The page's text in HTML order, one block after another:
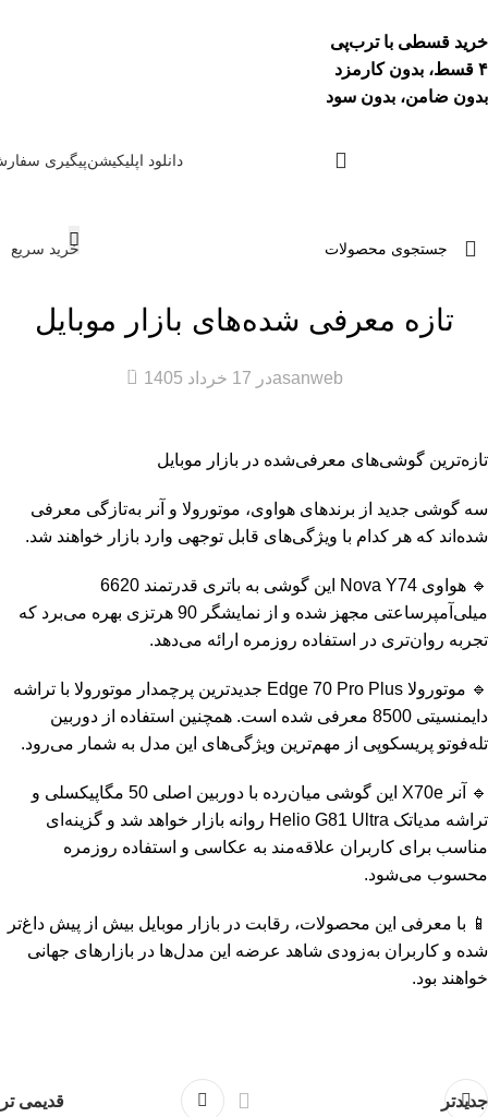
خرید قسطی با ترب‌پی
۴ قسط، بدون کارمزد
بدون ضامن، بدون سود
دانلود اپلیکیشنپیگیری
خرید سریع
تازه معرفی شده‌های بازار موبایل
asanwebدر 17 خرداد 1405 0
تازه‌ترین گوشی‌های معرفی‌شده در بازار موبایل
سه گوشی جدید از برندهای هواوی، موتورولا و آنر به‌تازگی معرفی
شده‌اند که هر کدام با ویژگی‌های قابل توجهی وارد بازار خواهند شد.
🔹 هواوی Nova Y74 این گوشی به باتری قدرتمند 6620
میلی‌آمپرساعتی مجهز شده و از نمایشگر 90 هرتزی بهره می‌برد که
تجربه روان‌تری در استفاده روزمره ارائه می‌دهد.
🔹 موتورولا Edge 70 Pro Plus جدیدترین پرچمدار موتورولا با تراشه
دایمنسیتی 8500 معرفی شده است. همچنین استفاده از دوربین
تله‌فوتو پریسکوپی از مهم‌ترین ویژگی‌های این مدل به شمار می‌رود.
🔹 آنر X70e این گوشی میان‌رده با دوربین اصلی 50 مگاپیکسلی و
تراشه مدیاتک Helio G81 Ultra روانه بازار خواهد شد و گزینه‌ای
مناسب برای کاربران علاقه‌مند به عکاسی و استفاده روزمره
محسوب می‌شود.
📱 با معرفی این محصولات، رقابت در بازار موبایل بیش از پیش داغ‌تر
شده و کاربران به‌زودی شاهد عرضه این مدل‌ها در بازارهای جهانی
خواهند بود.
جدیدتر قدیمی تر